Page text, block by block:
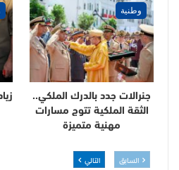
وطنية
جنرالات جدد بالدرك الملكي..
الثقة الملكية تتوج مسارات
مهنية متميزة
السابق التالي